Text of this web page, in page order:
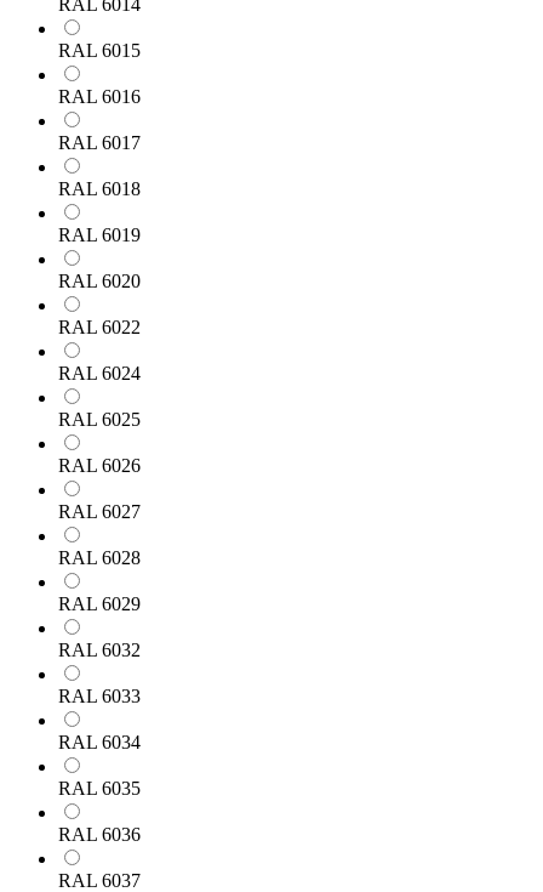
RAL 6014
RAL 6015
RAL 6016
RAL 6017
RAL 6018
RAL 6019
RAL 6020
RAL 6022
RAL 6024
RAL 6025
RAL 6026
RAL 6027
RAL 6028
RAL 6029
RAL 6032
RAL 6033
RAL 6034
RAL 6035
RAL 6036
RAL 6037